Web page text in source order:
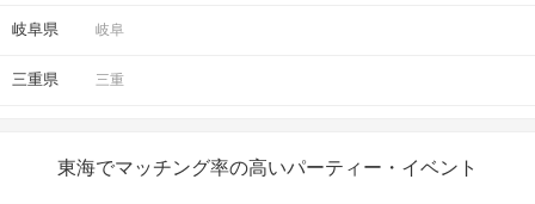
岐阜県 岐阜
三重県 三重
東海でマッチング率の高いパーティー・イベント